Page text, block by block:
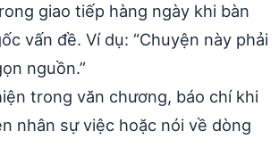
giao tiếp hàng ngày khi bàn
vấn đề. Ví dụ: “Chuyện này phải
nguồn.”
trong văn chương, báo chí khi
nhân sự việc hoặc nói về dòng